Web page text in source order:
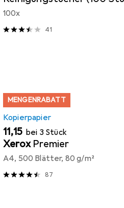
100x
41
MENGENRABATT
Kopierpapier
EUR
11,15 bei 3 Stück
Xerox Premier
A4, 500 Blätter, 80 g/m²
87